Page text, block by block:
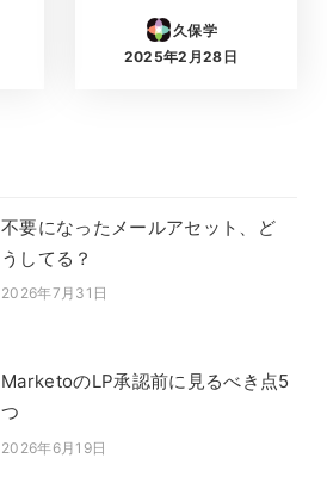
久保学
投稿日
2025年2月28日
不要になったメールアセット、ど
うしてる？
投稿日
2026年7月31日
MarketoのLP承認前に見るべき点5
つ
投稿日
2026年6月19日